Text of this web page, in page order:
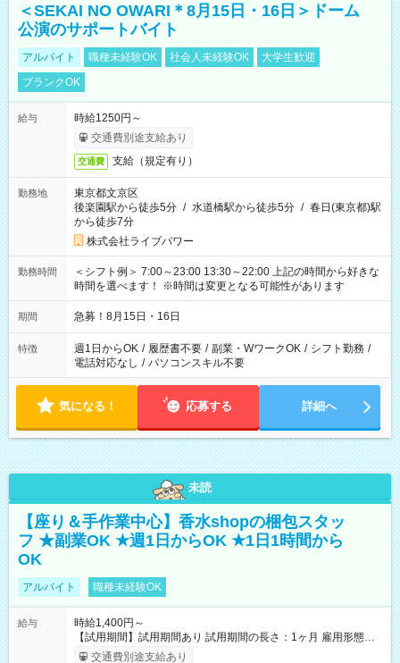
＜SEKAI NO OWARI＊8月15日・16日＞ドーム
公演のサポートバイト
アルバイト 職種未経験OK 社会人未経験OK
大学生歓迎
ブランクOK
給与
時給1250円～
交通費別途支給あり
交通費 支給（規定有り）
勤務地
東京都文京区
後楽園駅から徒歩5分 / 水道橋駅から徒歩5分 / 春日(東京都)駅
から徒歩7分
株式会社ライブパワー
勤務時間
＜シフト例＞ 7:00～23:00 13:30～22:00 上記の時間から好きな
時間を選べます！ ※時間は変更となる可能性があります
期間 急募！8月15日・16日
特徴 週1日からOK / 履歴書不要 / 副業・WワークOK / シフト勤務 /
電話対応なし / パソコンスキル不要
気になる！ 応募する 詳細へ
未読
【座り＆手作業中心】香水shopの梱包スタッ
フ ★副業OK ★週1日からOK ★1日1時間から
OK
アルバイト 職種未経験OK
給与
時給1,400円～
【試用期間】試用期間あり 試用期間の長さ：1ヶ月 雇用形態、
給与は本採用時と同じです。
交通費別途支給あり